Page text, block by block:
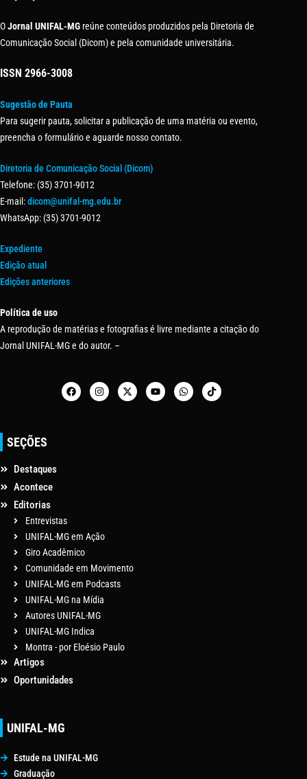
OJornal UNIFAL-MG reúne conteúdos produzidos pela Diretoria de
Comunicação Social (Dicom) e pela comunidade universitária.
ISSN 2966-3008
Sugestão de Pauta
Para sugerir pauta, solicitar a publicação de uma matéria ou evento,
preencha o formulário e aguarde nosso contato.
Diretoria de Comunicação Social (Dicom)
Telefone: (35) 3701-9012
E-mail:dicom@unifal-mg.edu.br
WhatsApp: (35) 3701-9012
Expediente
Edição atual
Edições anteriores
Política de uso
A reprodução de matérias e fotografias é livre mediante a citação do
Jornal UNIFAL-MG e do autor. –
SEÇÕES
Destaques
Acontece
Editorias
Entrevistas
UNIFAL-MG em Ação
Giro Acadêmico
Comunidade em Movimento
UNIFAL-MG em Podcasts
UNIFAL-MG na Mídia
Autores UNIFAL-MG
UNIFAL-MG Indica
Montra - por Eloésio Paulo
Artigos
Oportunidades
UNIFAL-MG
Estude na UNIFAL-MG
Graduação